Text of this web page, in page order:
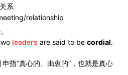
系
relationship
leaders are said to be cordial.
指“真心的、由衷的”，也就是真心